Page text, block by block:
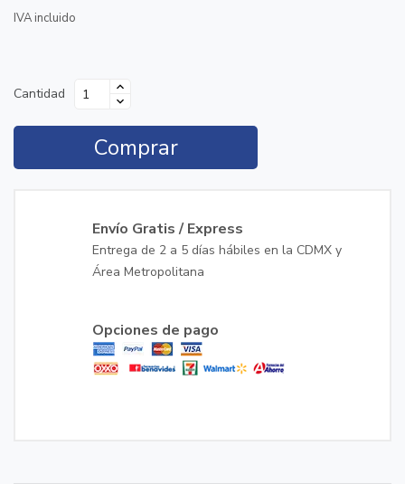
IVA incluido
Cantidad
Comprar
Envío Gratis / Express
Entrega de 2 a 5 días hábiles en la CDMX y
Área Metropolitana
Opciones de pago